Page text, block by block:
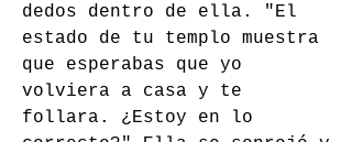
dedos dentro de ella. "El
estado de tu templo muestra
que esperabas que yo
volviera a casa y te
follara. ¿Estoy en lo